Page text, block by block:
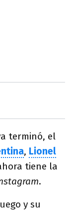
terminó, el
, Lionel
tiene la
.
y su